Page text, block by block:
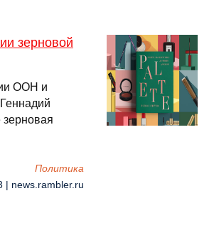
зерновой
ООН и
зерновая
Политика
| news.rambler.ru